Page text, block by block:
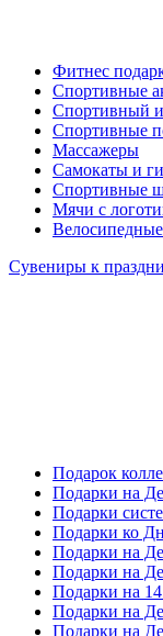
Фитнес
Спортивные
Спортивный
Спортивные
Массажеры
Самокаты и
Спортивные
Мячи с
Сувениры к
Подарок
Подарки на
Подарки
Подарки ко
Подарки на
Подарки на
Подарки на
Подарки на
Подарки на